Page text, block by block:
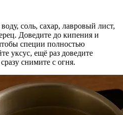
соль, сахар, лавровый лист,
Доведите до кипения и
специи полностью
уксус, ещё раз доведите
снимите с огня.